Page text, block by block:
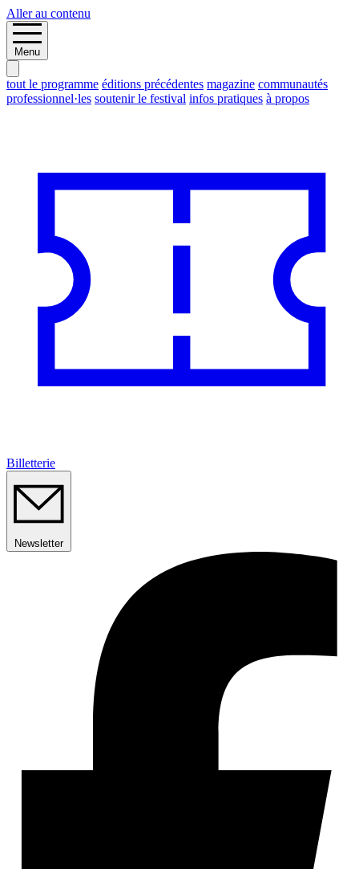
Aller au contenu
Menu
tout le programme éditions précédentes magazine communautés
professionnel·les soutenir le festival infos pratiques à propos
Billetterie
Newsletter